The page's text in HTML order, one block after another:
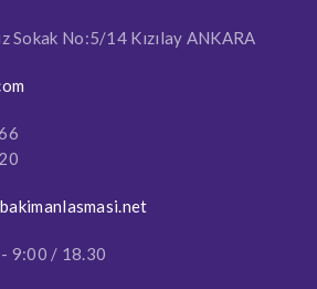
Sokak No:5/14 Kızılay ANKARA
9:00 / 18.30